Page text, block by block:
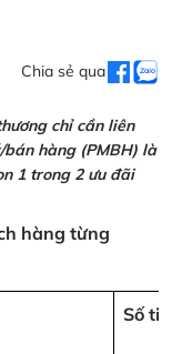
Chia sẻ qua
chỉ cần liên
hàng (PMBH) là
1 trong 2 ưu đãi
hàng từng
Số